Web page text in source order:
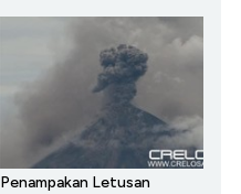
Penampakan Letusan